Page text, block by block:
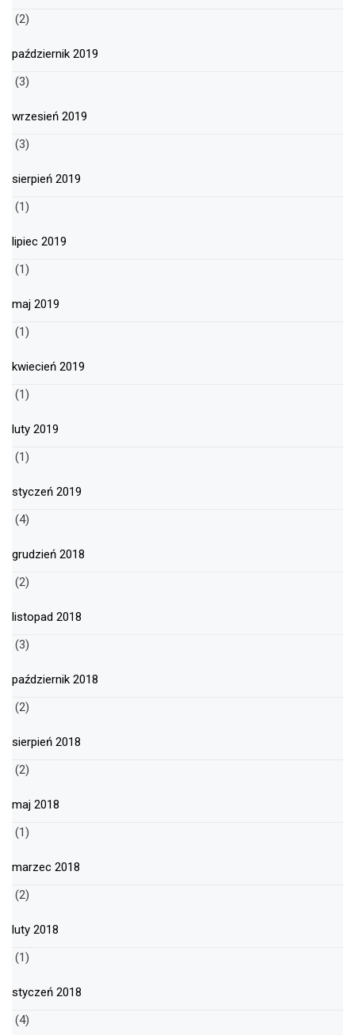
(2)
październik 2019
(3)
wrzesień 2019
(3)
sierpień 2019
(1)
lipiec 2019
(1)
maj 2019
(1)
kwiecień 2019
(1)
luty 2019
(1)
styczeń 2019
(4)
grudzień 2018
(2)
listopad 2018
(3)
październik 2018
(2)
sierpień 2018
(2)
maj 2018
(1)
marzec 2018
(2)
luty 2018
(1)
styczeń 2018
(4)